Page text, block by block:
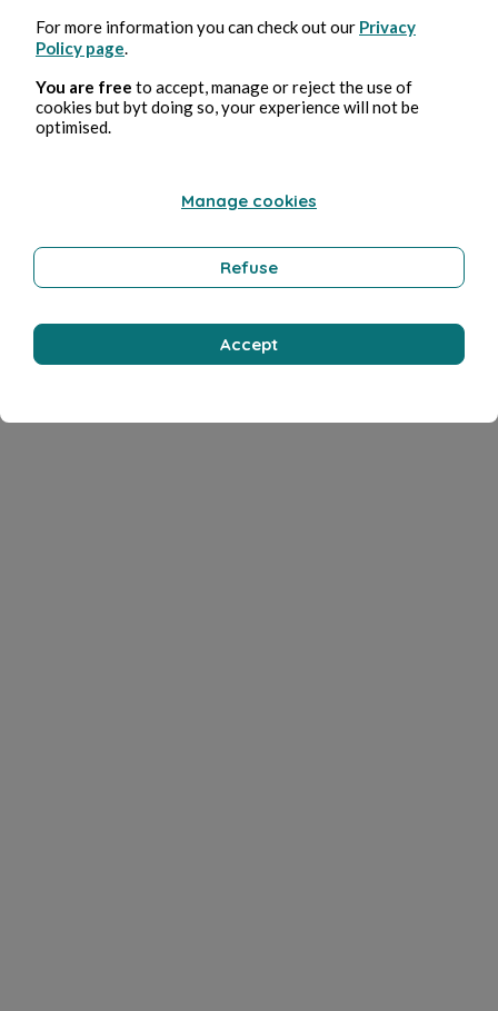
For more information you can check out our Privacy
Policy page
You are free to accept, manage or reject the use of
cookies but byt doing so, your experience will not be
optimised.
Manage cookies
Refuse
Accept